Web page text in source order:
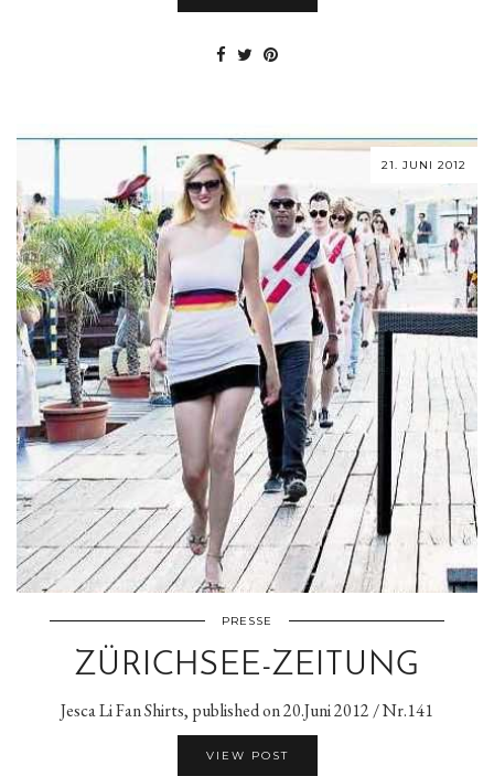
21. JUNI 2012
PRESSE
ZÜRICHSEE-ZEITUNG
Jesca Li Fan Shirts, published on 20.Juni 2012 / Nr.141
VIEW POST